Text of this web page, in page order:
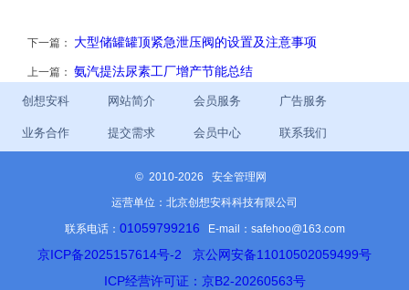
下一篇： 大型储罐罐顶紧急泄压阀的设置及注意事项
上一篇： 氨汽提法尿素工厂增产节能总结
创想安科 网站简介 会员服务 广告服务
业务合作 提交需求 会员中心 联系我们
© 2010-2026 安全管理网
运营单位：北京创想安科科技有限公司
联系电话： 01059799216 E-mail：safehoo@163.com
京ICP备2025157614号-2
京公网安备11010502059499号
ICP经营许可证：京B2-20260563号